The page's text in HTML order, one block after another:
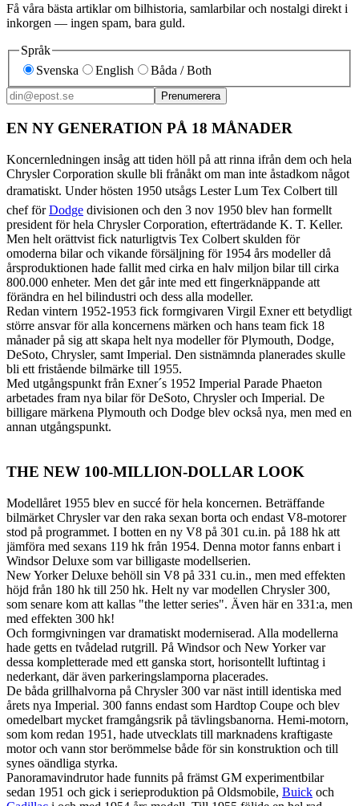
Få våra bästa artiklar om bilhistoria, samlarbilar och nostalgi direkt i
inkorgen — ingen spam, bara guld.
Språk
Svenska
English Båda / Both
Prenumerera
EN NY GENERATION PÅ 18 MÅNADER
Koncernledningen insåg att tiden höll på att rinna ifrån dem och hela
Chrysler Corporation skulle bli frånåkt om man inte åstadkom något
dramatiskt. Under hösten 1950 utsågs Lester Lum Tex Colbert till
chef förDodge divisionen och den 3 nov 1950 blev han formellt
president för hela Chrysler Corporation, efterträdande K. T. Keller.
Men helt orättvist fick naturligtvis Tex Colbert skulden för
omoderna bilar och vikande försäljning för 1954 års modeller då
årsproduktionen hade fallit med cirka en halv miljon bilar till cirka
800.000 enheter. Men det går inte med ett fingerknäppande att
förändra en hel bilindustri och dess alla modeller.
Redan vintern 1952-1953 fick formgivaren Virgil Exner ett betydligt
större ansvar för alla koncernens märken och hans team fick 18
månader på sig att skapa helt nya modeller för Plymouth, Dodge,
DeSoto, Chrysler, samt Imperial. Den sistnämnda planerades skulle
bli ett fristående bilmärke till 1955.
Med utgångspunkt från Exner´s 1952 Imperial Parade Phaeton
arbetades fram nya bilar för DeSoto, Chrysler och Imperial. De
billigare märkena Plymouth och Dodge blev också nya, men med en
annan utgångspunkt.
THE NEW 100-MILLION-DOLLAR LOOK
Modellåret 1955 blev en succé för hela koncernen. Beträffande
bilmärket Chrysler var den raka sexan borta och endast V8-motorer
stod på programmet. I botten en ny V8 på 301 cu.in. på 188 hk att
jämföra med sexans 119 hk från 1954. Denna motor fanns enbart i
Windsor Deluxe som var billigaste modellserien.
New Yorker Deluxe behöll sin V8 på 331 cu.in., men med effekten
höjd från 180 hk till 250 hk. Helt ny var modellen Chrysler 300,
som senare kom att kallas "the letter series". Även här en 331:a, men
med effekten 300 hk!
Och formgivningen var dramatiskt moderniserad. Alla modellerna
hade getts en tvådelad rutgrill. På Windsor och New Yorker var
dessa kompletterade med ett ganska stort, horisontellt luftintag i
nederkant, där även parkeringslamporna placerades.
De båda grillhalvorna på Chrysler 300 var näst intill identiska med
årets nya Imperial. 300 fanns endast som Hardtop Coupe och blev
omedelbart mycket framgångsrik på tävlingsbanorna. Hemi-motorn,
som kom redan 1951, hade utvecklats till marknadens kraftigaste
motor och vann stor berömmelse både för sin konstruktion och till
synes oändliga styrka.
Panoramavindrutor hade funnits på främst GM experimentbilar
sedan 1951 och gick i serieproduktion på Oldsmobile, Buick och